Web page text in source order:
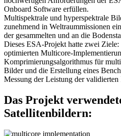
Onboard Software erfüllen.
Multispektrale und hyperspektrale
zunehmend in Weltraummissionen
der gesammelten und an die
Dieses ESA-Projekt hatte zwei
optimierten Multicore-
Komprimierungsalgorithmus für
Bilder und die Erstellung eines
Messung der Leistung der
Das Projekt
Satellitenbildern: